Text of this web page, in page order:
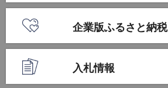
企業版ふるさと納税
入札情報